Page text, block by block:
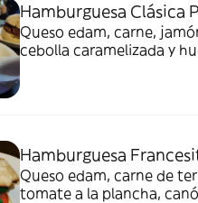
Hamburguesa Clásica
Queso edam, carne,
cebolla caramelizada y
Hamburguesa
Queso edam, carne de
tomate a la plancha,